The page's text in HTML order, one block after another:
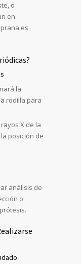
o
en
es
la
rodilla para
X de la
posición de
análisis de
o